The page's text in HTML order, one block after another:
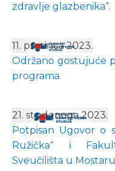
zdravlje glazbenika“.
11. prosinca 2023.
Održano gostujuće
programa
21. studenoga 2023.
Potpisan Ugovor o
Ružička“ i
Sveučilišta u Mostaru